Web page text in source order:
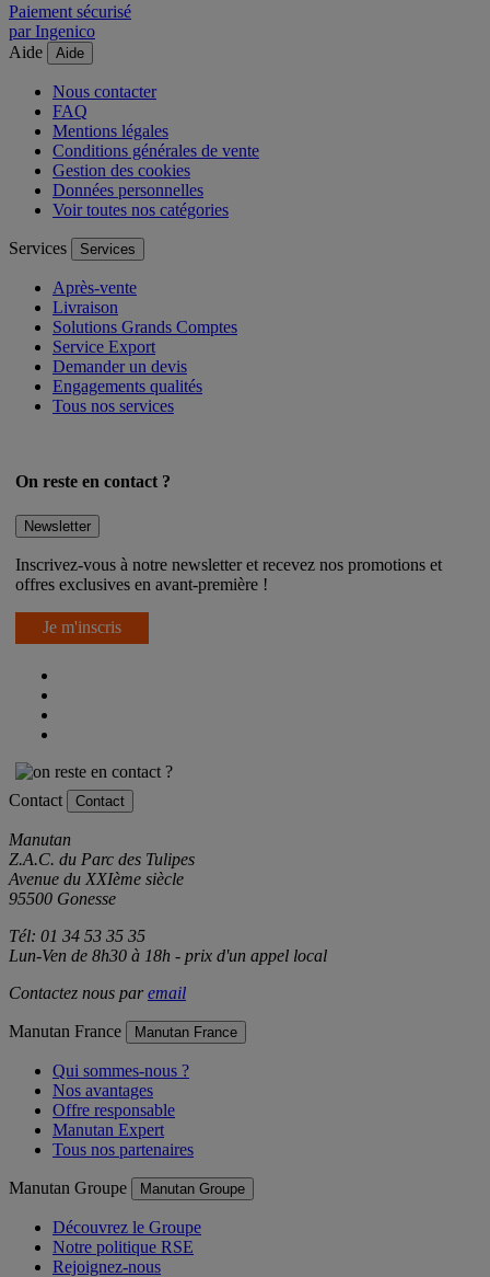
Paiement sécurisé
par Ingenico
Aide
Aide
Nous contacter
FAQ
Mentions légales
Conditions générales de vente
Gestion des cookies
Données personnelles
Voir toutes nos catégories
Services Services
Après-vente
Livraison
Solutions Grands Comptes
Service Export
Demander un devis
Engagements qualités
Tous nos services
On reste en contact ?
Newsletter
Inscrivez-vous à notre newsletter et recevez nos promotions et
offres exclusives en avant-première !
Je m'inscris
Contact Contact
Manutan
Z.A.C. du Parc des Tulipes
Avenue du XXIème siècle
95500 Gonesse
Tél: 01 34 53 35 35
Lun-Ven de 8h30 à 18h - prix d'un appel local
Contactez nous paremail
Manutan France Manutan France
Qui sommes-nous ?
Nos avantages
Offre responsable
Manutan Expert
Tous nos partenaires
Manutan Groupe Manutan Groupe
Découvrez le Groupe
Notre politique RSE
Rejoignez-nous